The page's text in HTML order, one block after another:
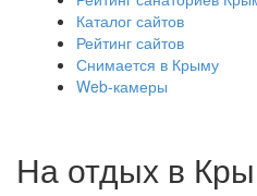
Каталог сайтов
Рейтинг сайтов
Снимается в Крыму
Web-камеры
На отдых в